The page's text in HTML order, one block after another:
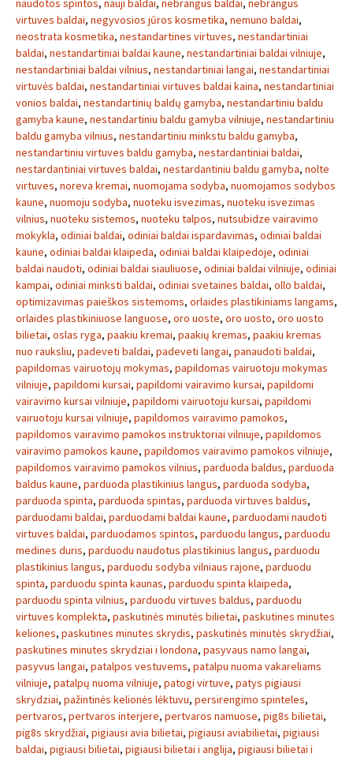
naudotos spintos, nauji baldai, nebrangus baldai, nebrangus
virtuves baldai, negyvosios jūros kosmetika, nemuno baldai,
neostrata kosmetika, nestandartines virtuves, nestandartiniai
baldai, nestandartiniai baldai kaune, nestandartiniai baldai vilniuje,
nestandartiniai baldai vilnius, nestandartiniai langai, nestandartiniai
virtuvės baldai, nestandartiniai virtuves baldai kaina, nestandartiniai
vonios baldai, nestandartinių baldų gamyba, nestandartiniu baldu
gamyba kaune, nestandartiniu baldu gamyba vilniuje, nestandartiniu
baldu gamyba vilnius, nestandartiniu minkstu baldu gamyba,
nestandartiniu virtuves baldu gamyba, nestardantiniai baldai,
nestardantiniai virtuves baldai, nestardantiniu baldu gamyba, nolte
virtuves, noreva kremai, nuomojama sodyba, nuomojamos sodybos
kaune, nuomoju sodyba, nuoteku isvezimas, nuoteku isvezimas
vilnius, nuoteku sistemos, nuoteku talpos, nutsubidze vairavimo
mokykla, odiniai baldai, odiniai baldai ispardavimas, odiniai baldai
kaune, odiniai baldai klaipeda, odiniai baldai klaipedoje, odiniai
baldai naudoti, odiniai baldai siauliuose, odiniai baldai vilniuje, odiniai
kampai, odiniai minksti baldai, odiniai svetaines baldai, ollo baldai,
optimizavimas paieškos sistemoms, orlaides plastikiniams langams,
orlaides plastikiniuose languose, oro uoste, oro uosto, oro uosto
bilietai, oslas ryga, paakiu kremai, paakių kremas, paakiu kremas
nuo rauksliu, padeveti baldai, padeveti langai, panaudoti baldai,
papildomas vairuotojų mokymas, papildomas vairuotoju mokymas
vilniuje, papildomi kursai, papildomi vairavimo kursai, papildomi
vairavimo kursai vilniuje, papildomi vairuotoju kursai, papildomi
vairuotoju kursai vilniuje, papildomos vairavimo pamokos,
papildomos vairavimo pamokos instruktoriai vilniuje, papildomos
vairavimo pamokos kaune, papildomos vairavimo pamokos vilniuje,
papildomos vairavimo pamokos vilnius, parduoda baldus, parduoda
baldus kaune, parduoda plastikinius langus, parduoda sodyba,
parduoda spinta, parduoda spintas, parduoda virtuves baldus,
parduodami baldai, parduodami baldai kaune, parduodami naudoti
virtuves baldai, parduodamos spintos, parduodu langus, parduodu
medines duris, parduodu naudotus plastikinius langus, parduodu
plastikinius langus, parduodu sodyba vilniaus rajone, parduodu
spinta, parduodu spinta kaunas, parduodu spinta klaipeda,
parduodu spinta vilnius, parduodu virtuves baldus, parduodu
virtuves komplekta, paskutinės minutės bilietai, paskutines minutes
keliones, paskutines minutes skrydis, paskutinės minutės skrydžiai,
paskutines minutes skrydziai i londona, pasyvaus namo langai,
pasyvus langai, patalpos vestuvems, patalpu nuoma vakareliams
vilniuje, patalpų nuoma vilniuje, patogi virtuve, patys pigiausi
skrydziai, pažintinės kelionės lėktuvu, persirengimo spinteles,
pertvaros, pertvaros interjere, pertvaros namuose, pig8s bilietai,
pig8s skrydžiai, pigiausi avia bilietai, pigiausi aviabilietai, pigiausi
baldai, pigiausi bilietai, pigiausi bilietai i anglija, pigiausi bilietai i